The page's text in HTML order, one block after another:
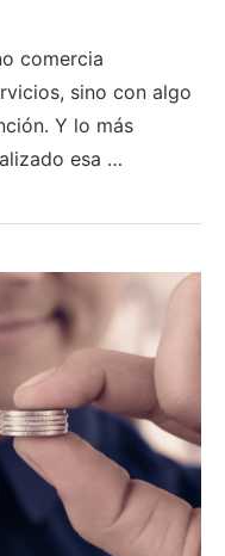
comercia
sino con algo
Y lo más
esa …